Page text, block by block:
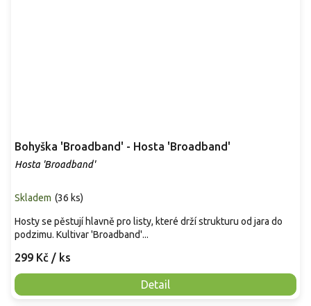
Bohyška 'Broadband' - Hosta 'Broadband'
Hosta 'Broadband'
Skladem (36 ks)
299 Kč / ks
Detail
Hosty se pěstují hlavně pro listy, které drží strukturu od jara do
podzimu. Kultivar 'Broadband'...